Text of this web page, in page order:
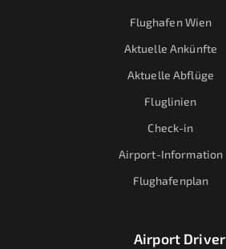
Flughafen Wien
Aktuelle Ankünfte
Aktuelle Abflüge
Fluglinien
Check-in
Airport-Information
Flughafenplan
Airport Driver